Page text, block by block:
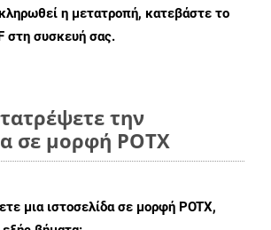
η μετατροπή, κατεβάστε το
στη συσκευή σας.
την
σε μορφή POTX
μια ιστοσελίδα σε μορφή POTX,